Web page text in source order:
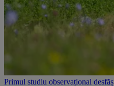
Primul studiu observațional